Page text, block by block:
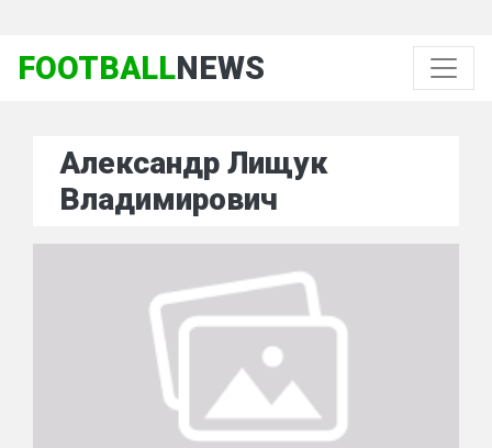
FOOTBALLNEWS
Александр Лищук
Владимирович